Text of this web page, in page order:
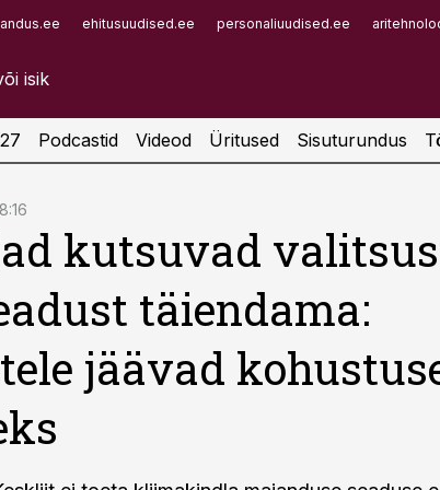
ehitusuudised.ee personaliuudised.ee
Podcastid Videod Üritused Sisuturundus
kutsuvad
täiendama:
jäävad